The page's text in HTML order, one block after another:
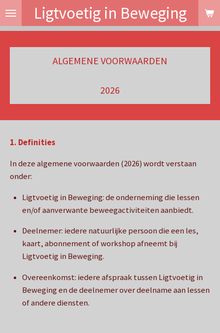
Ga
de
hoofdinhoud
Ligtvoetig in Beweging
ALGEMENE VOORWAARDEN
2026
1. Definities
In deze algemene voorwaarden (2026) wordt verstaan
onder:
Ligtvoetig in Beweging:de onderneming die lessen
en/of aanverwante beweegactiviteiten aanbiedt.
Deelnemer: iedere natuurlijke persoon die een les,
kaart, abonnement of workshop afneemt bij
Ligtvoetig in Beweging.
Overeenkomst: iedere afspraak tussen Ligtvoetig in
Beweging en de deelnemer over deelname aan lessen
of andere diensten.